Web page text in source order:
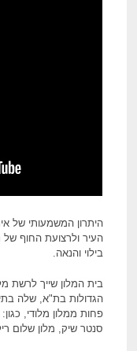
היתרון המשמעותי של
העיר ולרצועת החוף
בילוי והנאה.
בית המלון שייך לרשת
הגדולות בת"א, שלה
פחות ממלון מלודי,
סנטר שיק, מלון שלום